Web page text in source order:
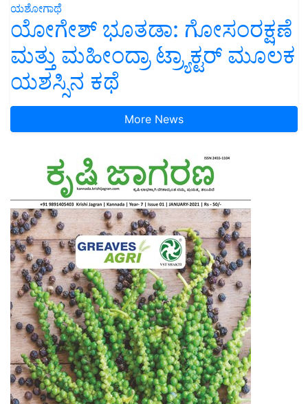
ಯಶೋಗಾಥೆ
ಯೋಗೇಶ್ ಭೂತಡಾ: ಗೋಸಂರಕ್ಷಣೆ
ಮತ್ತು ಮಹೀಂದ್ರಾ ಟ್ರ್ಯಾಕ್ಟರ್ ಮೂಲಕ
ಯಶಸ್ಸಿನ ಕಥೆ
More News